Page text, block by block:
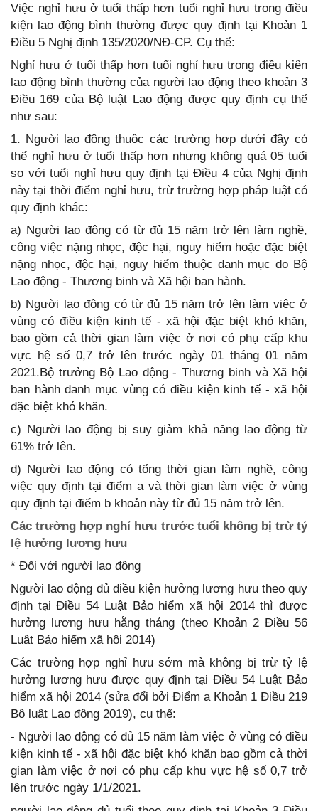
Việc nghỉ hưu ở tuổi thấp hơn tuổi nghỉ hưu trong điều
kiện lao động bình thường được quy định tại Khoản 1
Điều 5 Nghị định 135/2020/NĐ-CP. Cụ thể:
Nghỉ hưu ở tuổi thấp hơn tuổi nghỉ hưu trong điều kiện
lao động bình thường của người lao động theo khoản 3
Điều 169 của Bộ luật Lao động được quy định cụ thể
như sau:
1. Người lao động thuộc các trường hợp dưới đây có
thể nghỉ hưu ở tuổi thấp hơn nhưng không quá 05 tuổi
so với tuổi nghỉ hưu quy định tại Điều 4 của Nghị định
này tại thời điểm nghỉ hưu, trừ trường hợp pháp luật có
quy định khác:
a) Người lao động có từ đủ 15 năm trở lên làm nghề,
công việc nặng nhọc, độc hại, nguy hiểm hoặc đặc biệt
nặng nhọc, độc hại, nguy hiểm thuộc danh mục do Bộ
Lao động - Thương binh và Xã hội ban hành.
b) Người lao động có từ đủ 15 năm trở lên làm việc ở
vùng có điều kiện kinh tế - xã hội đặc biệt khó khăn,
bao gồm cả thời gian làm việc ở nơi có phụ cấp khu
vực hệ số 0,7 trở lên trước ngày 01 tháng 01 năm
2021.Bộ trưởng Bộ Lao động - Thương binh và Xã hội
ban hành danh mục vùng có điều kiện kinh tế - xã hội
đặc biệt khó khăn.
c) Người lao động bị suy giảm khả năng lao động từ
61% trở lên.
d) Người lao động có tổng thời gian làm nghề, công
việc quy định tại điểm a và thời gian làm việc ở vùng
quy định tại điểm b khoản này từ đủ 15 năm trở lên.
Các trường hợp nghỉ hưu trước tuổi không bị trừ tỷ
lệ hưởng lương hưu
* Đối với người lao động
Người lao động đủ điều kiện hưởng lương hưu theo quy
định tại Điều 54 Luật Bảo hiểm xã hội 2014 thì được
hưởng lương hưu hằng tháng (theo Khoản 2 Điều 56
Luật Bảo hiểm xã hội 2014)
Các trường hợp nghỉ hưu sớm mà không bị trừ tỷ lệ
hưởng lương hưu được quy định tại Điều 54 Luật Bảo
hiểm xã hội 2014 (sửa đổi bởi Điểm a Khoản 1 Điều 219
Bộ luật Lao động 2019), cụ thể:
- Người lao động có đủ 15 năm làm việc ở vùng có điều
kiện kinh tế - xã hội đặc biệt khó khăn bao gồm cả thời
gian làm việc ở nơi có phụ cấp khu vực hệ số 0,7 trở
lên trước ngày 1/1/2021.